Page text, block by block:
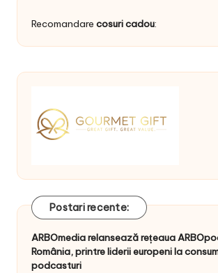
Recomandare cosuri cadou:
Postari recente:
ARBOmedia relansează rețeaua
România, printre liderii europeni la
podcasturi